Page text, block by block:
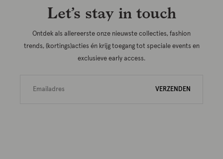
Let’s stay in touch
Ontdek als allereerste onze nieuwste collecties, fashion
trends, (kortings)acties én krijg toegang tot speciale events en
exclusieve early access.
VERZENDEN